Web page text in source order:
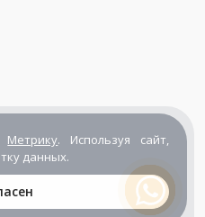
Метрику. Используя сайт,
данных.